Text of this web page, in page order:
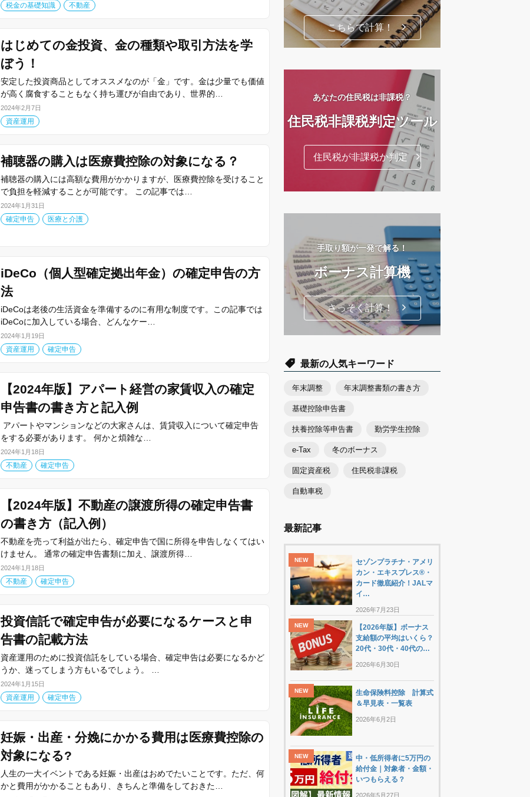
税金の基礎知識 不動産
はじめての金投資、金の種類や取引方法を学
ぼう！
安定した投資商品としてオススメなのが「金」です。金は少量でも価値
が高く腐食することもなく持ち運びが自由であり、世界的…
2024年2月7日
資産運用
補聴器の購入は医療費控除の対象になる？
補聴器の購入には高額な費用がかかりますが、医療費控除を受けること
で負担を軽減することが可能です。 この記事では…
2024年1月31日
確定申告 医療と介護
iDeCo（個人型確定拠出年金）の確定申告の方
法
iDeCoは老後の生活資金を準備するのに有用な制度です。この記事では
iDeCoに加入している場合、どんなケー…
2024年1月19日
資産運用 確定申告
【2024年版】アパート経営の家賃収入の確定
申告書の書き方と記入例
アパートやマンションなどの大家さんは、賃貸収入について確定申告
をする必要があります。 何かと煩雑な…
2024年1月18日
不動産 確定申告
【2024年版】不動産の譲渡所得の確定申告書
の書き方（記入例）
不動産を売って利益が出たら、確定申告で国に所得を申告しなくてはい
けません。 通常の確定申告書類に加え、譲渡所得…
2024年1月18日
不動産 確定申告
投資信託で確定申告が必要になるケースと申
告書の記載方法
資産運用のために投資信託をしている場合、確定申告は必要になるかど
うか、迷ってしまう方もいるでしょう。 …
2024年1月15日
資産運用 確定申告
妊娠・出産・分娩にかかる費用は医療費控除の
対象になる?
人生の一大イベントである妊娠・出産はおめでたいことです。ただ、何
かと費用がかかることもあり、きちんと準備をしておきた…
こちらで計算！
あなたの住民税は非課税？
住民税非課税判定ツール
住民税が非課税か判定
手取り額が一発で解る！
ボーナス計算機
さっそく計算！
最新の人気キーワード
年末調整 年末調整書類の書き方
基礎控除申告書
扶養控除等申告書 勤労学生控除
e-Tax 冬のボーナス
固定資産税 住民税非課税
自動車税
最新記事
セゾンプラチナ・アメリ
カン・エキスプレス®・
カード徹底紹介！JALマ
イ…
2026年7月23日
【2026年版】ボーナス
支給額の平均はいくら？
20代・30代・40代の…
2026年6月30日
生命保険料控除 計算式
＆早見表・一覧表
2026年6月2日
中・低所得者に5万円の
給付金｜対象者・金額・
いつもらえる？
2026年5月27日